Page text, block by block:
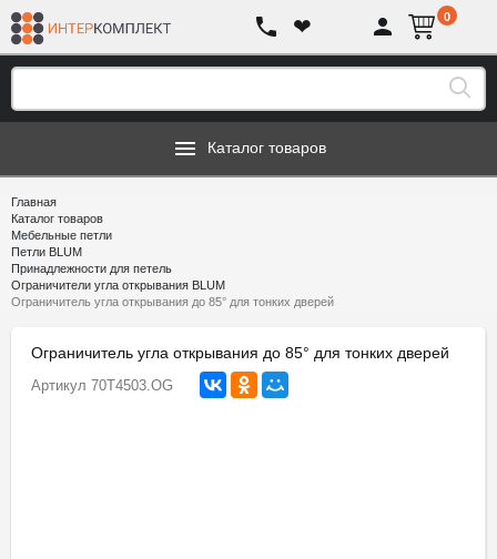
❤ 0
Каталог товаров
Главная
Каталог товаров
Мебельные петли
Петли BLUM
Принадлежности для петель
Ограничители угла открывания BLUM
Ограничитель угла открывания до 85° для тонких дверей
Ограничитель угла открывания до 85° для тонких дверей
Артикул 70T4503.OG